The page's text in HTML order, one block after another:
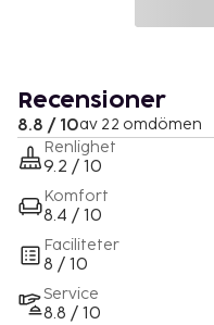
Recensioner
8.8 / 10av 22 omdömen
Renlighet
9.2 / 10
Komfort
8.4 / 10
Faciliteter
8 / 10
Service
8.8 / 10